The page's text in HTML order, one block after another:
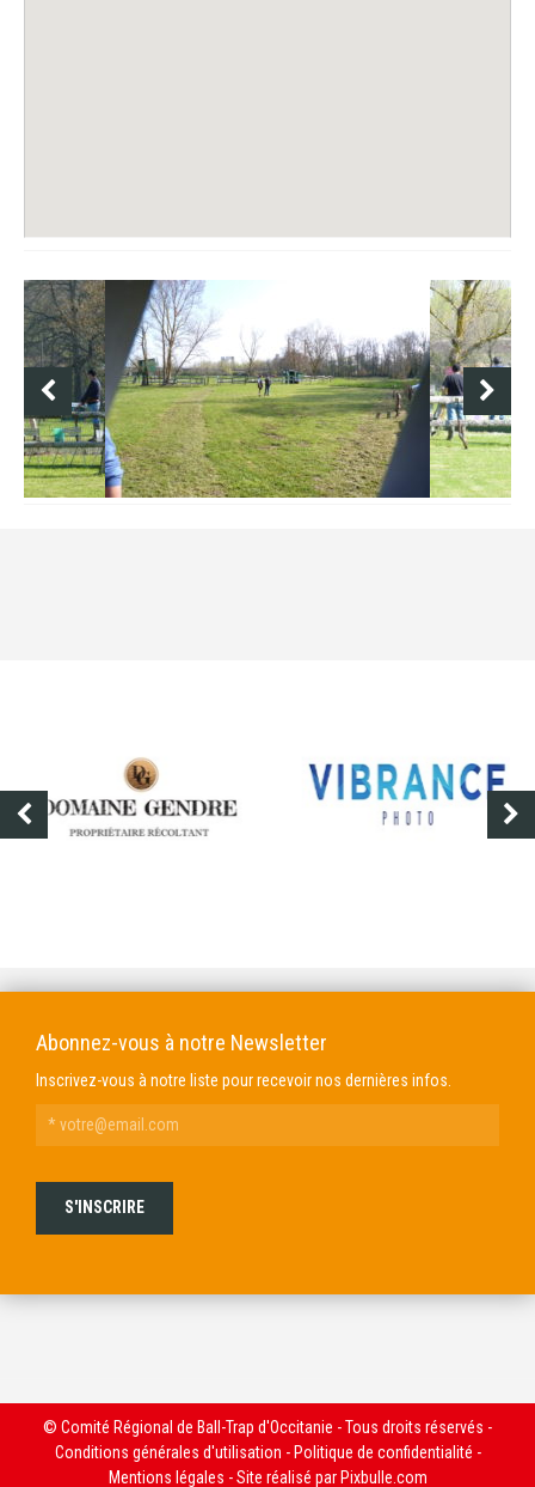
Abonnez-vous à notre Newsletter
Inscrivez-vous à notre liste pour recevoir nos dernières infos.
© Comité Régional de Ball-Trap d'Occitanie - Tous droits réservés -
Conditions générales d'utilisation - Politique de confidentialité -
Mentions légales - Site réalisé par Pixbulle.com